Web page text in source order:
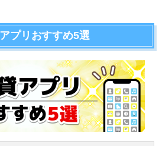
プリおすすめ5選